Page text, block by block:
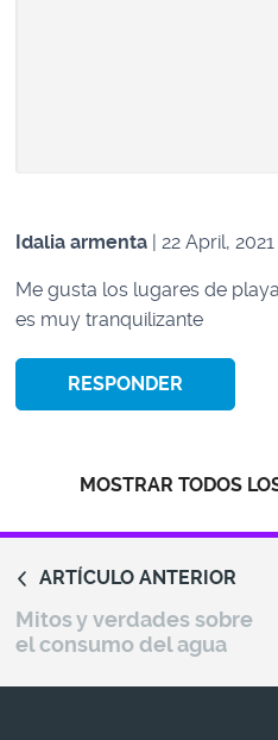
Idalia armenta | 22 April, 2021
Me gusta los lugares de
es muy tranquilizante
RESPONDER
Claudia patricia| 9 April,
Abnerfa| 1 April, 2019
| 25 March, 2019
MOSTRAR TODOS
ARTÍCULO ANTERIOR
Mitos y verdades sobre
el consumo del agua